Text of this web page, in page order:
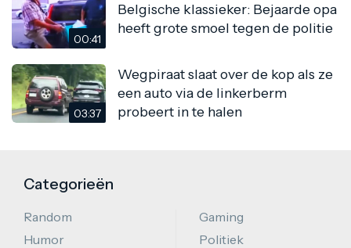
00:41
Belgische klassieker: Bejaarde opa
heeft grote smoel tegen de politie
03:37
Wegpiraat slaat over de kop als ze
een auto via de linkerberm
probeert in te halen
Categorieën
Random
Humor
Gaming
Politiek